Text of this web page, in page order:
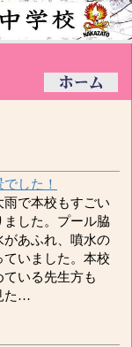
した！
で本校もすごい
ました。プール脇
があふれ、噴水の
ていました。本校
ている先生方も
た…